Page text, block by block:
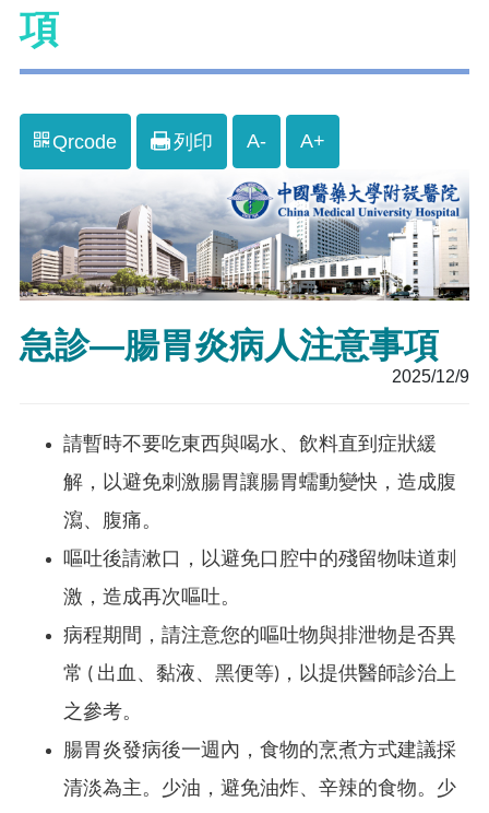
項
Qrcode 列印 A- A+
急診—腸胃炎病人注意事項
2025/12/9
請暫時不要吃東西與喝水、飲料直到症狀緩
解，以避免刺激腸胃讓腸胃蠕動變快，造成腹
瀉、腹痛。
嘔吐後請漱口，以避免口腔中的殘留物味道刺
激，造成再次嘔吐。
病程期間，請注意您的嘔吐物與排泄物是否異
常 ( 出血、黏液、黑便等)，以提供醫師診治上
之參考。
腸胃炎發病後一週內，食物的烹煮方式建議採
清淡為主。少油，避免油炸、辛辣的食物。少